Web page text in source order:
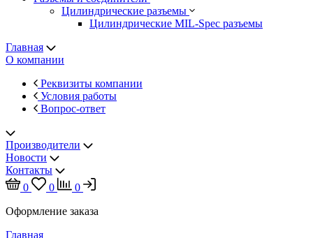
Цилиндрические разъемы
Цилиндрические MIL-Spec разъемы
Главная
О компании
Реквизиты компании
Условия работы
Вопрос-ответ
Производители
Новости
Контакты
0
0
0
Оформление заказа
Главная